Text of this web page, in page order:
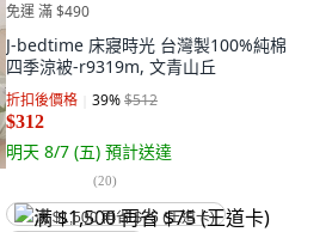
免運 滿 $490
J-bedtime 床寢時光 台灣製100%純棉
四季涼被-r9319m, 文青山丘
折扣後價格 39%$512
$312
明天 8/7 (五) 預計送達
(20)
满 $1,500 再省 $75 (王道卡)